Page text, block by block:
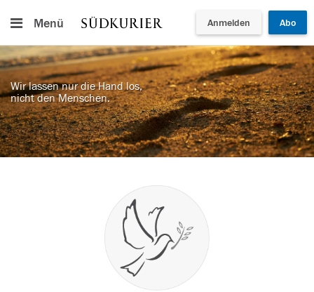
Menü Anmelden Abo
Wir lassen nur die Hand los,
nicht den Menschen.